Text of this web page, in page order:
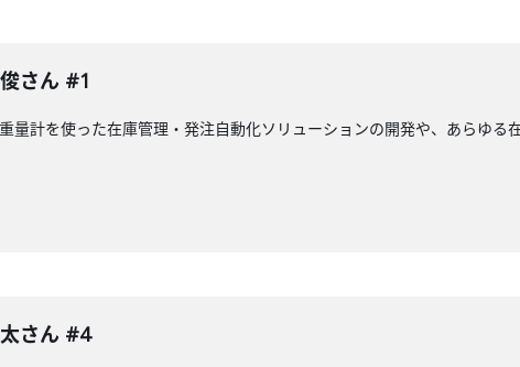
さん #1
量計を使った在庫管理・発注自動化ソリューションの開発や、あらゆる
さん #4